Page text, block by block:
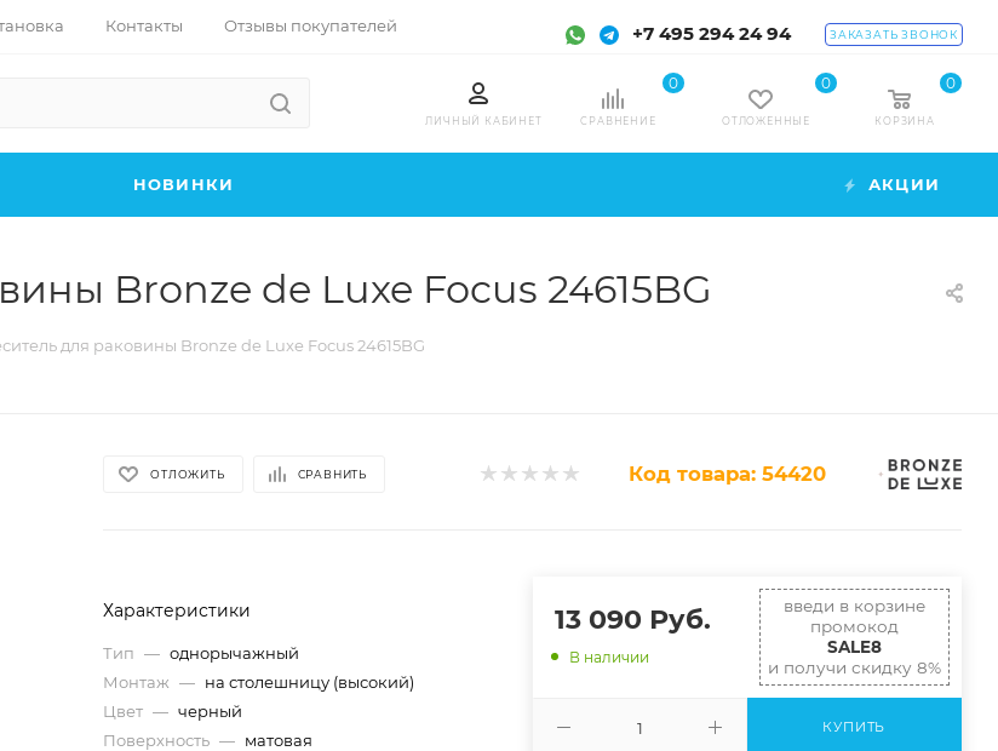
Контакты Отзывы покупателей +7 495 294 24 94 ЗАКАЗАТЬ ЗВОНОК
ЛИЧНЫЙ КАБИНЕТ СРАВНЕНИЕ
0
ОТЛОЖЕННЫЕ
0
КОРЗИНА
0
НОВИНКИ АКЦИИ
Bronze de Luxe Focus 24615BG
для раковины Bronze de Luxe Focus 24615BG
ОТЛОЖИТЬ СРАВНИТЬ Код товара: 54420
Характеристики
Тип — однорычажный
Монтаж — на столешницу (высокий)
Цвет — черный
Поверхность — матовая
13 090 Руб.
В наличии
введи в корзине
промокод
SALE8
и получи скидку 8%
КУПИТЬ